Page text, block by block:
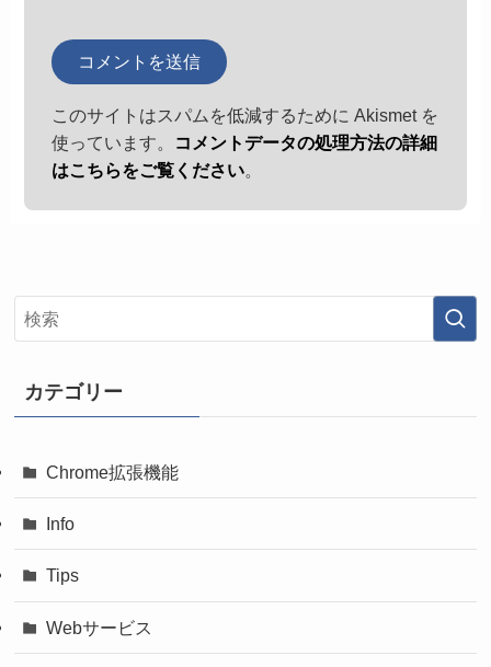
このサイトはスパムを低減するために Akismet を
使っています。
コメントデータの処理方法の詳細
はこちらをご覧ください。
カテゴリー
Chrome拡張機能
Info
Tips
Webサービス